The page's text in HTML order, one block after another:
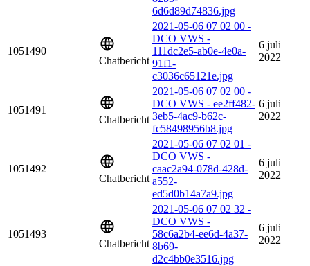
6d6d89d74836.jpg
1051490
Chatbericht
2021-05-06 07 02 00 -
DCO VWS -
111dc2e5-ab0e-4e0a-
91f1-
c3036c65121e.jpg
6 juli
2022
1051491
Chatbericht
2021-05-06 07 02 00 -
DCO VWS - ee2ff482-
3eb5-4ac9-b62c-
fc58498956b8.jpg
6 juli
2022
1051492
Chatbericht
2021-05-06 07 02 01 -
DCO VWS -
caac2a94-078d-428d-
a552-
ed5d0b14a7a9.jpg
6 juli
2022
1051493
Chatbericht
2021-05-06 07 02 32 -
DCO VWS -
58c6a2b4-ee6d-4a37-
8b69-
d2c4bb0e3516.jpg
6 juli
2022